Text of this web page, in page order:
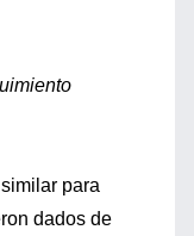
para
dados de